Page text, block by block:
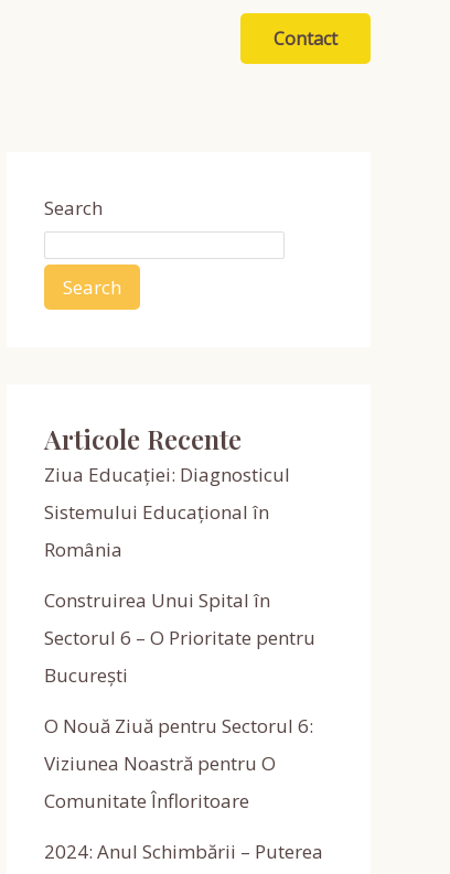
Contact
Search
Search
Articole Recente
Ziua Educației: Diagnosticul
Sistemului Educațional în
România
Construirea Unui Spital în
Sectorul 6 – O Prioritate pentru
București
O Nouă Ziuă pentru Sectorul 6:
Viziunea Noastră pentru O
Comunitate Înfloritoare
2024: Anul Schimbării – Puterea